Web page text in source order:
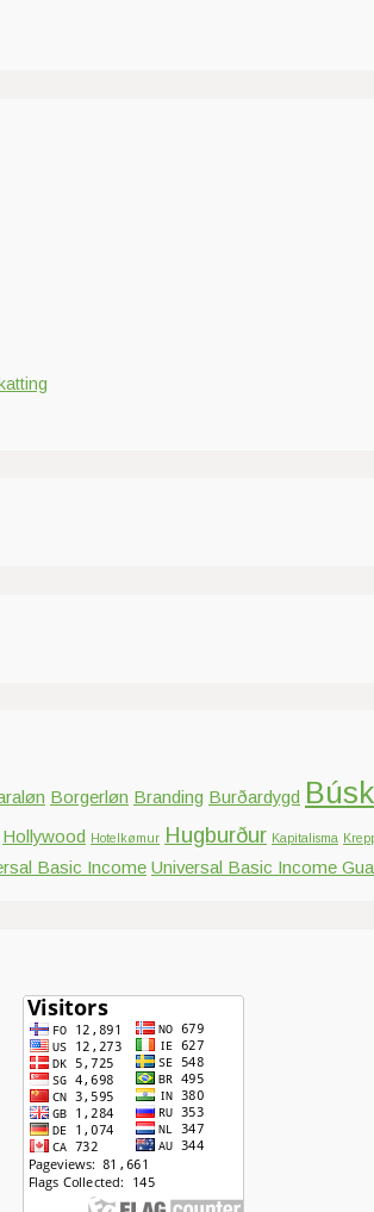
Borgerløn Branding Burðardygd
Hollywood Hotelkømur Hugburður Kapitalisma
Basic Income Universal Basic Income